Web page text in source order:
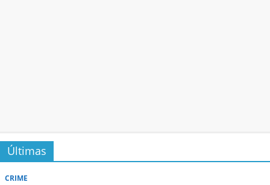
Últimas
CRIME